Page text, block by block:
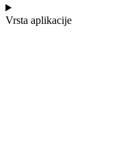
Vrsta aplikacije